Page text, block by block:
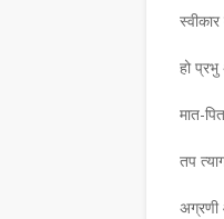
हो
मात-
तप
अग्रणी